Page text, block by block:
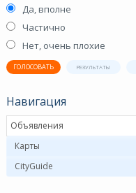
Да, вполне
Частично
Нет, очень плохие
ГОЛОСОВАТЬ РЕЗУЛЬТАТЫ
Навигация
Объявления
Карты
CityGuide